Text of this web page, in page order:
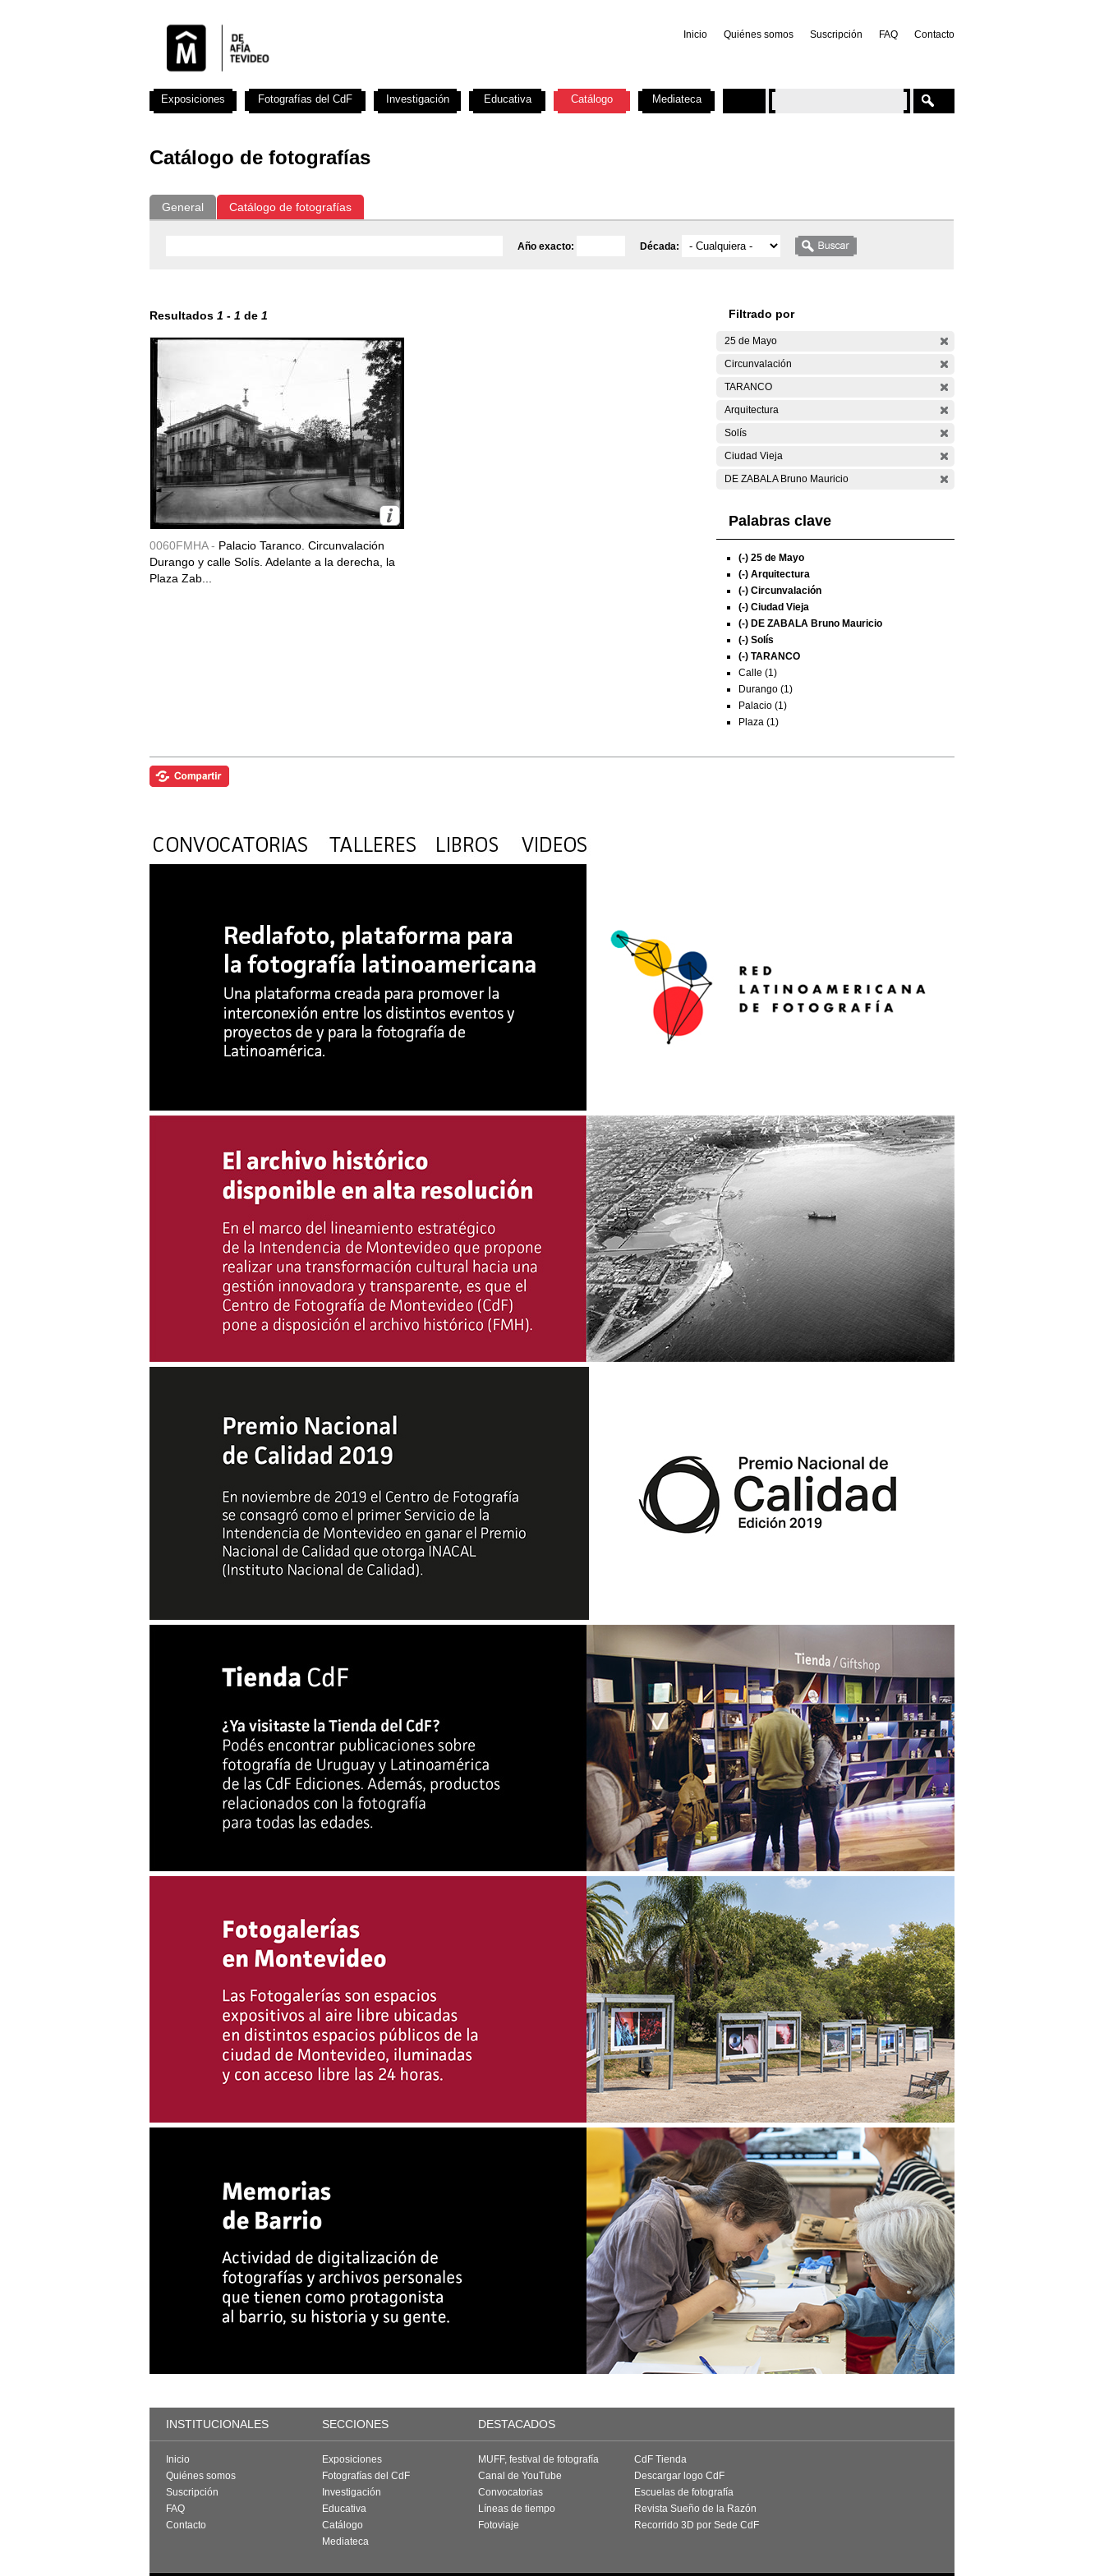
Inicio Quiénes somos Suscripción FAQ Contacto
Catálogo de fotografías
General Catálogo de fotografías
Año exacto: Década:
Resultados 1 - 1 de 1
0060FMHA - Palacio Taranco. Circunvalación
Durango y calle Solís. Adelante a la derecha, la
Plaza Zab...
Filtrado por
25 de Mayo
Circunvalación
TARANCO
Arquitectura
Solís
Ciudad Vieja
DE ZABALA Bruno Mauricio
Palabras clave
(-) 25 de Mayo
(-) Arquitectura
(-) Circunvalación
(-) Ciudad Vieja
(-) DE ZABALA Bruno Mauricio
(-) Solís
(-) TARANCO
Calle (1)
Durango (1)
Palacio (1)
Plaza (1)
Exposiciones Fotografías del CdF Investigación Educativa Catálogo Mediateca
INSTITUCIONALES SECCIONES DESTACADOS
Inicio
Quiénes somos
Suscripción
FAQ
Contacto
Exposiciones
Fotografías del CdF
Investigación
Educativa
Catálogo
Mediateca
MUFF, festival de fotografía
Canal de YouTube
Convocatorias
Líneas de tiempo
Fotoviaje
CdF Tienda
Descargar logo CdF
Escuelas de fotografía
Revista Sueño de la Razón
Recorrido 3D por Sede CdF